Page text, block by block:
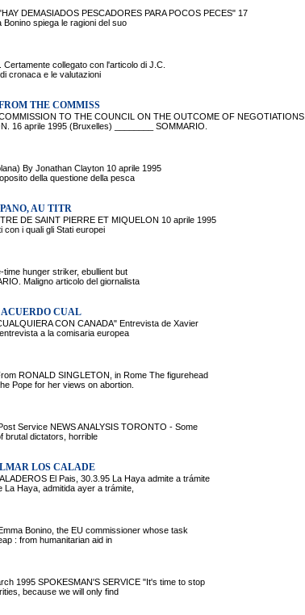
DEMASIADOS PESCADORES PARA POCOS PECES" 17
spiega le ragioni del suo
collegato con l'articolo di J.C.
cronaca e le valutazioni
THE COMMISS
TO THE COUNCIL ON THE OUTCOME OF NEGOTIATIONS
16 aprile 1995 (Bruxelles) ________ SOMMARIO.
By Jonathan Clayton 10 aprile 1995
della questione della pesca
AU TITR
DE SAINT PIERRE ET MIQUELON 10 aprile 1995
con i quali gli Stati europei
hunger striker, ebullient but
Maligno articolo del giornalista
CUAL
CON CANADA" Entrevista de Xavier
a la comisaria europea
RONALD SINGLETON, in Rome The figurehead
Pope for her views on abortion.
Service NEWS ANALYSIS TORONTO - Some
brutal dictators, horrible
LOS CALADE
El Pais, 30.3.95 La Haya admite a trámite
Haya, admitida ayer a trámite,
Bonino, the EU commissioner whose task
: from humanitarian aid in
1995 SPOKESMAN'S SERVICE "It's time to stop
because we will only find